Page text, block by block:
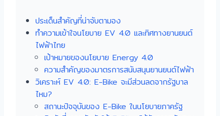
ประเด็นสำคัญที่น่าจับตามอง
ทำความเข้าใจนโยบาย EV 4.0 และทิศทางยานยนต์
ไฟฟ้าไทย
เป้าหมายของนโยบาย Energy 4.0
ความสำคัญของมาตรการสนับสนุนยานยนต์ไฟฟ้า
วิเคราะห์ EV 4.0: E-Bike จะมีส่วนลดจากรัฐบาล
ไหม?
สถานะปัจจุบันของ E-Bike ในนโยบายภาครัฐ